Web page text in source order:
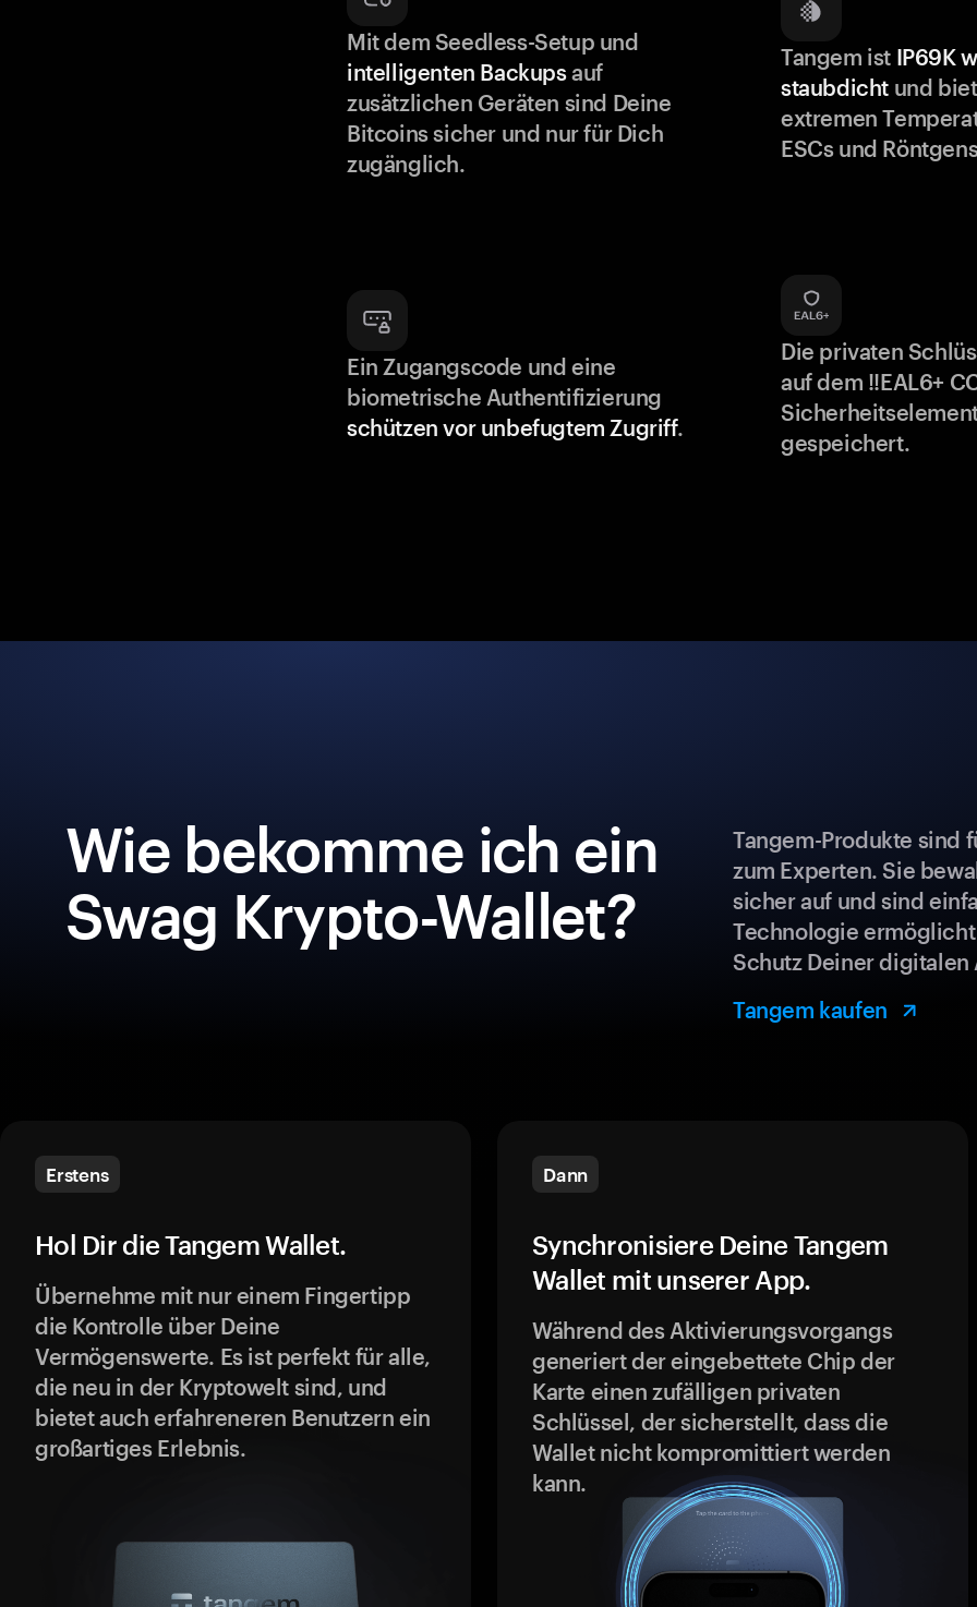
Mit dem Seedless-Setup und
intelligenten Backupsauf
zusätzlichen Geräten sind Deine
Bitcoins sicher und nur für Dich
zugänglich.
Tangem ist IP69K
staubdicht und
extremen
ESCs und
Ein Zugangscode und eine
biometrische Authentifizierung
schützen vor unbefugtem Zugriff.
Die privaten
auf dem !!EAL6+
gespeichert.
Wie bekomme ich ein
Swag Krypto-Wallet?
Tangem-Produkte sind
zum Experten. Sie
sicher auf und sind
Technologie
Schutz Deiner digitalen
Tangem kaufen
Erstens
Hol Dir die Tangem Wallet.
Übernehme mit nur einem Fingertipp
die Kontrolle über Deine
Vermögenswerte. Es ist perfekt für alle,
die neu in der Kryptowelt sind, und
bietet auch erfahreneren Benutzern ein
großartiges Erlebnis.
Dann
Synchronisiere Deine Tangem
Wallet mit unserer App.
Während des Aktivierungsvorgangs
generiert der eingebettete Chip der
Karte einen zufälligen privaten
Schlüssel, der sicherstellt, dass die
Wallet nicht kompromittiert werden
kann.